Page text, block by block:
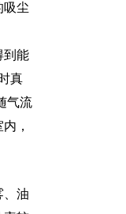
吸尘
到能
真
气流
，
、油